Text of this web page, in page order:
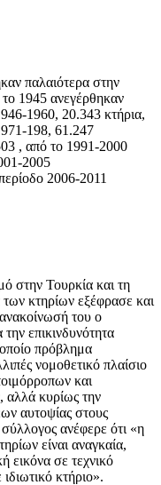
παλαιότερα στην
1945 ανεγέρθηκαν
1960, 20.343 κτήρια,
198, 61.247
, από το 1991-2000
2005
2006-2011
στην Τουρκία και τη
των κτηρίων εξέφρασε και
του ο
επικινδυνότητα
πρόβλημα
νομοθετικό πλαίσιο
και
αλλά κυρίως την
αυτοψίας στους
ανέφερε ότι «η
είναι αναγκαία,
εικόνα σε τεχνικό
ιδιωτικό κτήριο».